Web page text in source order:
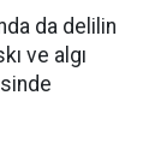
da delilin
ve algı